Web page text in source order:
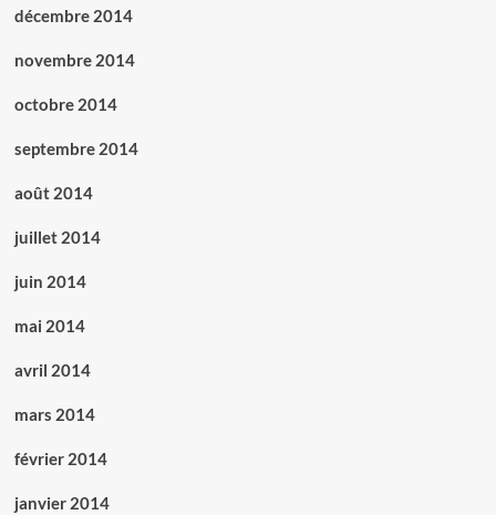
décembre 2014
novembre 2014
octobre 2014
septembre 2014
août 2014
juillet 2014
juin 2014
mai 2014
avril 2014
mars 2014
février 2014
janvier 2014